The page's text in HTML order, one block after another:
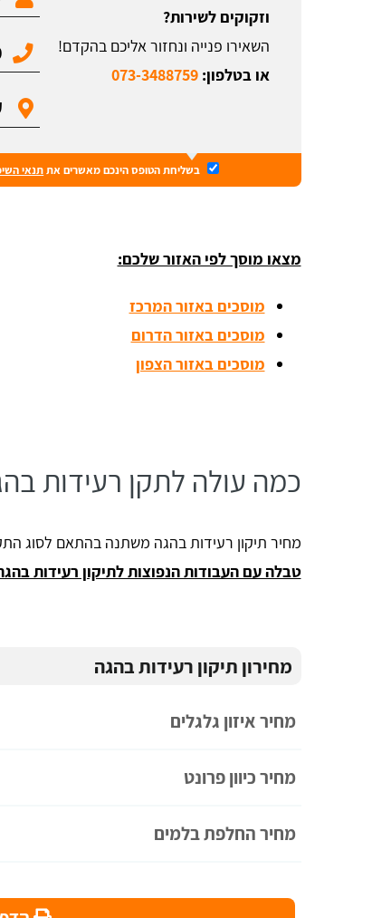
וזקוקים לשירות?
השאירו פנייה ונחזור אליכם בהקדם!
או בטלפון:073-3488759
בשליחת הטופס הינכם מאשרים אתתנאי
מצאו מוסך לפי האזור שלכם:
מוסכים באזור המרכז
מוסכים באזור הדרום
מוסכים באזור הצפון
כמה עולה לתקן רעידות
מחיר תיקון רעידות בהגה משתנה בהתאם לסוג
טבלה עם העבודות הנפוצות לתיקון רעידות
מחירון תיקון רעידות בהגה
מחיר איזון גלגלים
מחיר כיוון פרונט
מחיר החלפת בלמים